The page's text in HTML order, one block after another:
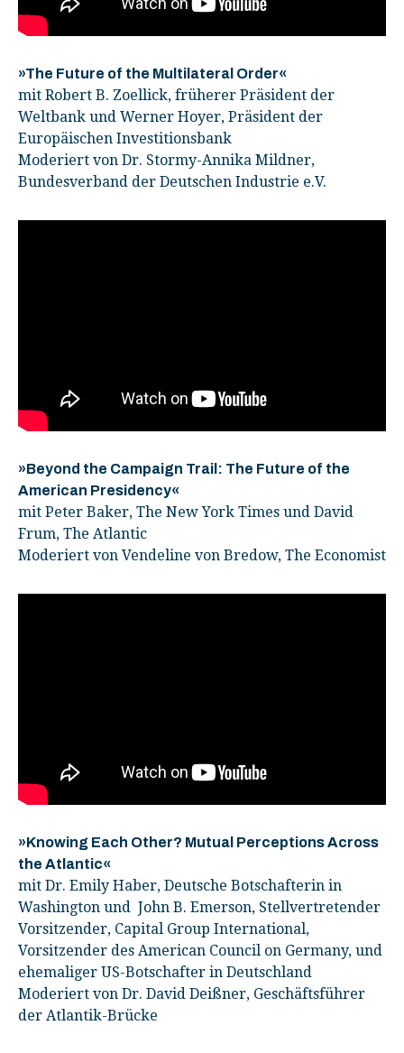
»The Future of the Multilateral Order«
mit Robert B. Zoellick, früherer Präsident der
Weltbank und Werner Hoyer, Präsident der
Europäischen Investitionsbank
Moderiert von Dr. Stormy-Annika Mildner,
Bundesverband der Deutschen Industrie e.V.
»Beyond the Campaign Trail: The Future of the
American Presidency«
mit Peter Baker, The New York Times und David
Frum, The Atlantic
Moderiert von Vendeline von Bredow, The Economist
»Knowing Each Other? Mutual Perceptions Across
the Atlantic«
mit Dr. Emily Haber, Deutsche Botschafterin in
Washington und John B. Emerson, Stellvertretender
Vorsitzender, Capital Group International,
Vorsitzender des American Council on Germany, und
ehemaliger US-Botschafter in Deutschland
Moderiert von Dr. David Deißner, Geschäftsführer
der Atlantik-Brücke